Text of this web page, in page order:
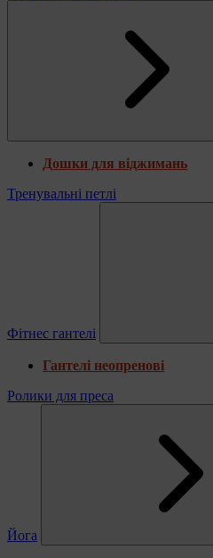
Дошки для віджимань
Тренувальні петлі
Фітнес гантелі
Гантелі неопренові
Ролики для преса
Йога